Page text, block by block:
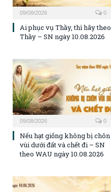
09/08/2026 0
Ai phục vụ Thầy, thì hãy theo
Thầy – SN ngày 10.08.2026
09/08/2026 0
Nếu hạt giống không bị chôn
vùi dưới đất và chết đi – SN
theo WAU ngày 10.08.2026